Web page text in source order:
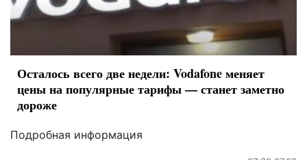
Осталось всего две недели: Vodafone меняет
цены на популярные тарифы — станет заметно
дороже
Подробная информация